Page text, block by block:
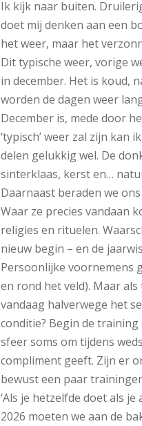
Ik kijk naar buiten.
doet mij denken aan een
het weer, maar het
Dit typische weer, vorige
in december. Het is koud,
worden de dagen weer
December is, mede door
‘typisch’ weer zal zijn kan
delen gelukkig wel. De
sinterklaas, kerst en…
Daarnaast beraden we
Waar ze precies vandaan
religies en rituelen.
nieuw begin – en de
Persoonlijke voornemens
en rond het veld). Maar
vandaag halverwege het
conditie? Begin de
sfeer soms om tijdens
compliment geeft. Zijn er
bewust een paar
‘Als je hetzelfde doet als
2026 moeten we aan de